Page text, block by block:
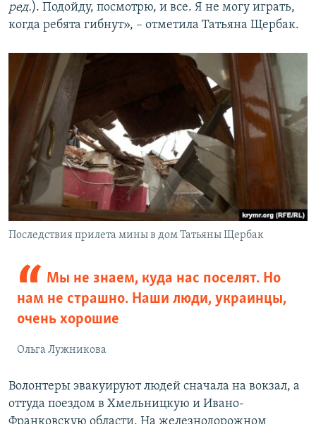
ред.). Подойду, посмотрю, и все. Я не могу играть,
когда ребята гибнут», – отметила Татьяна Щербак.
Последствия прилета мины в дом Татьяны Щербак
Мы не знаем, куда нас поселят. Но
нам не страшно. Наши люди, украинцы,
очень хорошие
Ольга Лужникова
Волонтеры эвакуируют людей сначала на вокзал, а
оттуда поездом в Хмельницкую и Ивано-